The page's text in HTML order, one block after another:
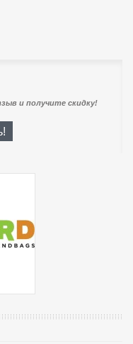
и получите скидку!